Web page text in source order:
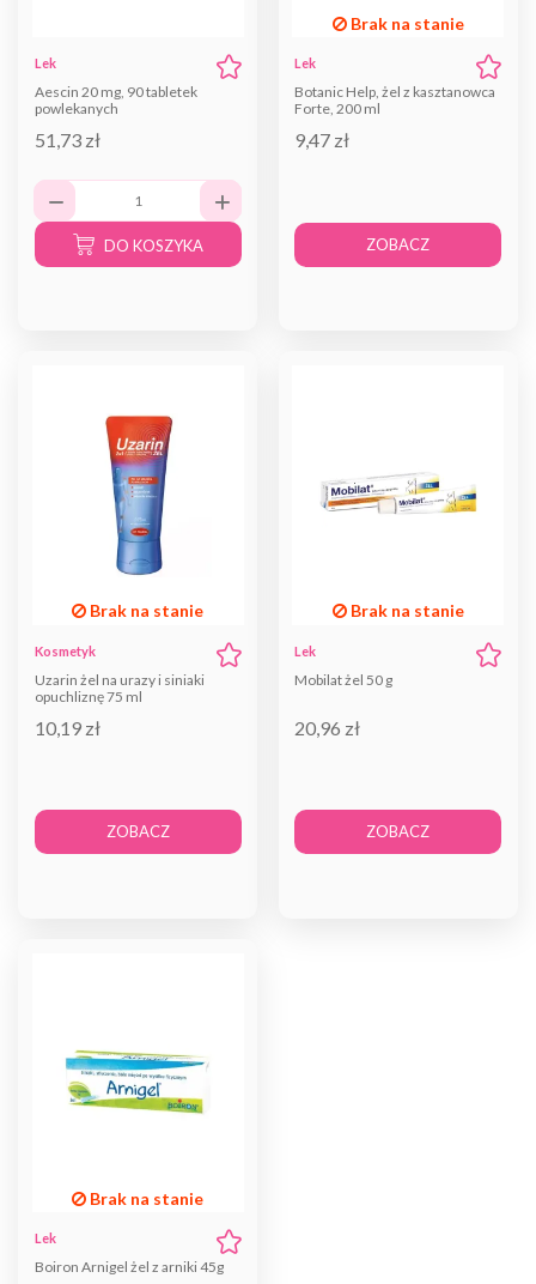
Lek
Aescin 20 mg, 90 tabletek
powlekanych
51,73 zł
DO KOSZYKA
Brak na stanie
Lek
Botanic Help, żel z kasztanowca
Forte, 200 ml
9,47 zł
ZOBACZ
Brak na stanie
Kosmetyk
Uzarin żel na urazy i siniaki
opuchliznę 75 ml
10,19 zł
ZOBACZ
Brak na stanie
Lek
Mobilat żel 50 g
20,96 zł
ZOBACZ
Brak na stanie
Lek
Boiron Arnigel żel z arniki 45g